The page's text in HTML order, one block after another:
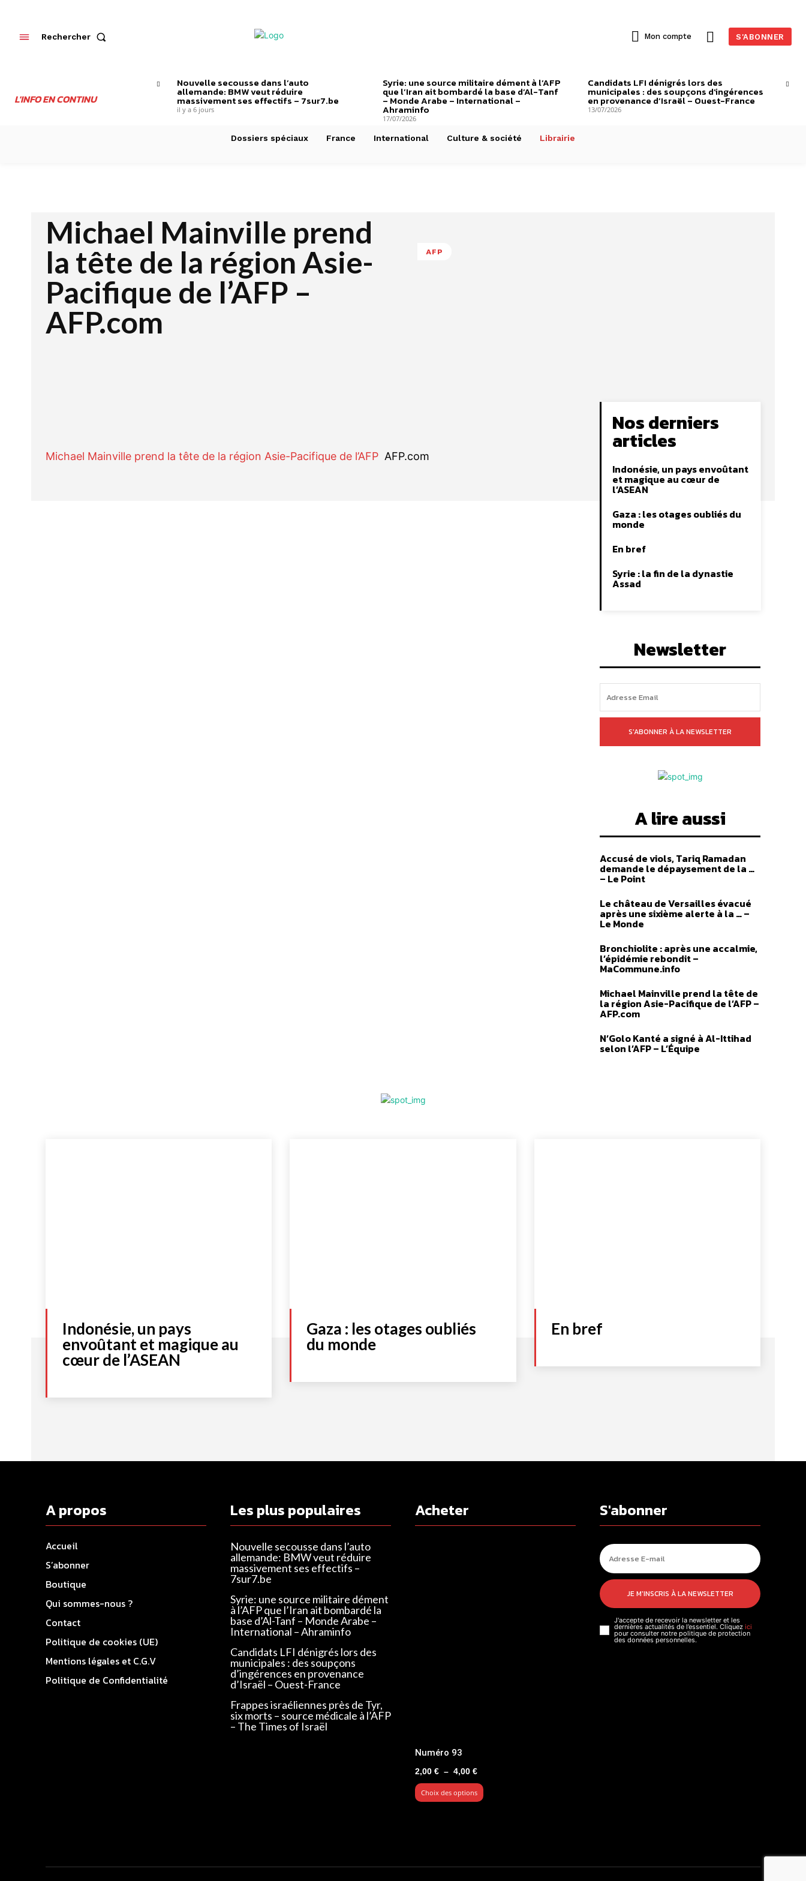
Rechercher Mon compte S'ABONNER
L'INFO EN CONTINU
Nouvelle secousse dans l’auto
allemande: BMW veut réduire
massivement ses effectifs – 7sur7.be
il y a 6 jours
Syrie: une source militaire dément à l’AFP
que l’Iran ait bombardé la base d’Al-Tanf
– Monde Arabe – International –
Ahraminfo
17/07/2026
Candidats LFI dénigrés lors des
municipales : des soupçons d’ingérences
en provenance d’Israël – Ouest-France
13/07/2026
Dossiers spéciaux France International Culture & société Librairie
Michael Mainville prend
la tête de la région Asie-
Pacifique de l’AFP –
AFP.com
AFP
Michael Mainville prend la tête de la région Asie-Pacifique de l’AFP AFP.com
Nos derniers
articles
Indonésie, un pays envoûtant
et magique au cœur de
l’ASEAN
Gaza : les otages oubliés du
monde
En bref
Syrie : la fin de la dynastie
Assad
Newsletter
S'ABONNER À LA NEWSLETTER
A lire aussi
Accusé de viols, Tariq Ramadan
demande le dépaysement de la …
– Le Point
Le château de Versailles évacué
après une sixième alerte à la … –
Le Monde
Bronchiolite : après une accalmie,
l’épidémie rebondit –
MaCommune.info
Michael Mainville prend la tête de
la région Asie-Pacifique de l’AFP –
AFP.com
N’Golo Kanté a signé à Al-Ittihad
selon l’AFP – L’Équipe
Indonésie, un pays
envoûtant et magique au
cœur de l’ASEAN
Gaza : les otages oubliés
du monde
En bref
A propos
Accueil
S’abonner
Boutique
Qui sommes-nous ?
Contact
Politique de cookies (UE)
Mentions légales et C.G.V
Politique de Confidentialité
Les plus populaires
Nouvelle secousse dans l’auto
allemande: BMW veut réduire
massivement ses effectifs –
7sur7.be
Syrie: une source militaire dément
à l’AFP que l’Iran ait bombardé la
base d’Al-Tanf – Monde Arabe –
International – Ahraminfo
Candidats LFI dénigrés lors des
municipales : des soupçons
d’ingérences en provenance
d’Israël – Ouest-France
Frappes israéliennes près de Tyr,
six morts – source médicale à l’AFP
– The Times of Israël
Acheter
Numéro 93
2,00 € – 4,00 €Plage
de
prix :
Choix des options
S'abonner
JE M'INSCRIS À LA NEWSLETTER
J'accepte de recevoir la newsletter et les
dernières actualités de l’essentiel. Cliquez ici
pour consulter notre politique de protection
des données personnelles.